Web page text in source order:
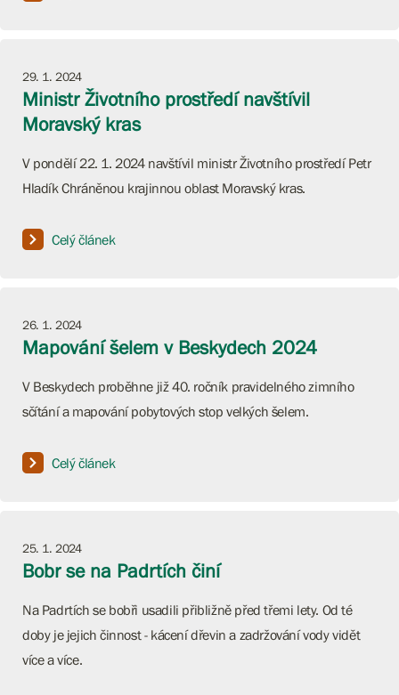
29. 1. 2024
Ministr Životního prostředí navštívil
Moravský kras
V pondělí 22. 1. 2024 navštívil ministr Životního prostředí Petr
Hladík Chráněnou krajinnou oblast Moravský kras.
Celý článek
26. 1. 2024
Mapování šelem v Beskydech 2024
V Beskydech proběhne již 40. ročník pravidelného zimního
sčítání a mapování pobytových stop velkých šelem.
Celý článek
25. 1. 2024
Bobr se na Padrtích činí
Na Padrtích se bobři usadili přibližně před třemi lety. Od té
doby je jejich činnost - kácení dřevin a zadržování vody vidět
více a více.